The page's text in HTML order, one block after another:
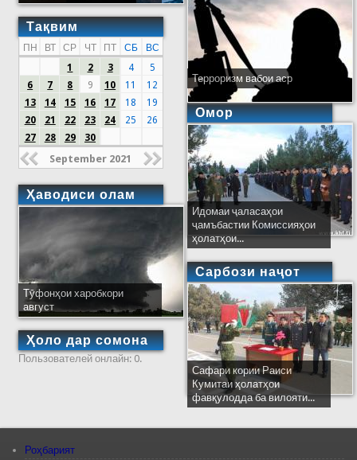
Тақвим
ПН ВТ СР ЧТ ПТ СБ
ВС
1
2 3 4
5
6
7 8 9 10 11
12
13
14 15 16 17 18
19
20
21 22 23 24 25
26
27
28 29 30
September 2021
Ҳаводиси олам
Тӯфонҳои харобкори
август
Ҳоло дар сомона
Пользователей онлайн: 0.
Терроризм вабои аср
Омор
Идомаи ҷаласаҳои
ҷамъбастии Комиссияҳои
ҳолатҳои...
Сарбози наҷот
Сафари кории Раиси
Кумитаи ҳолатҳои
фавқулодда ба вилояти...
Роҳбарият